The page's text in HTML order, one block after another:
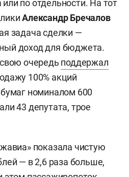
по отдельности. На тот
Александр Бречалов
задача сделки —
доход для бюджета.
очередь поддержал
100% акций
номиналом 600
43 депутата, трое
показала чистую
— в 2,6 раза больше,